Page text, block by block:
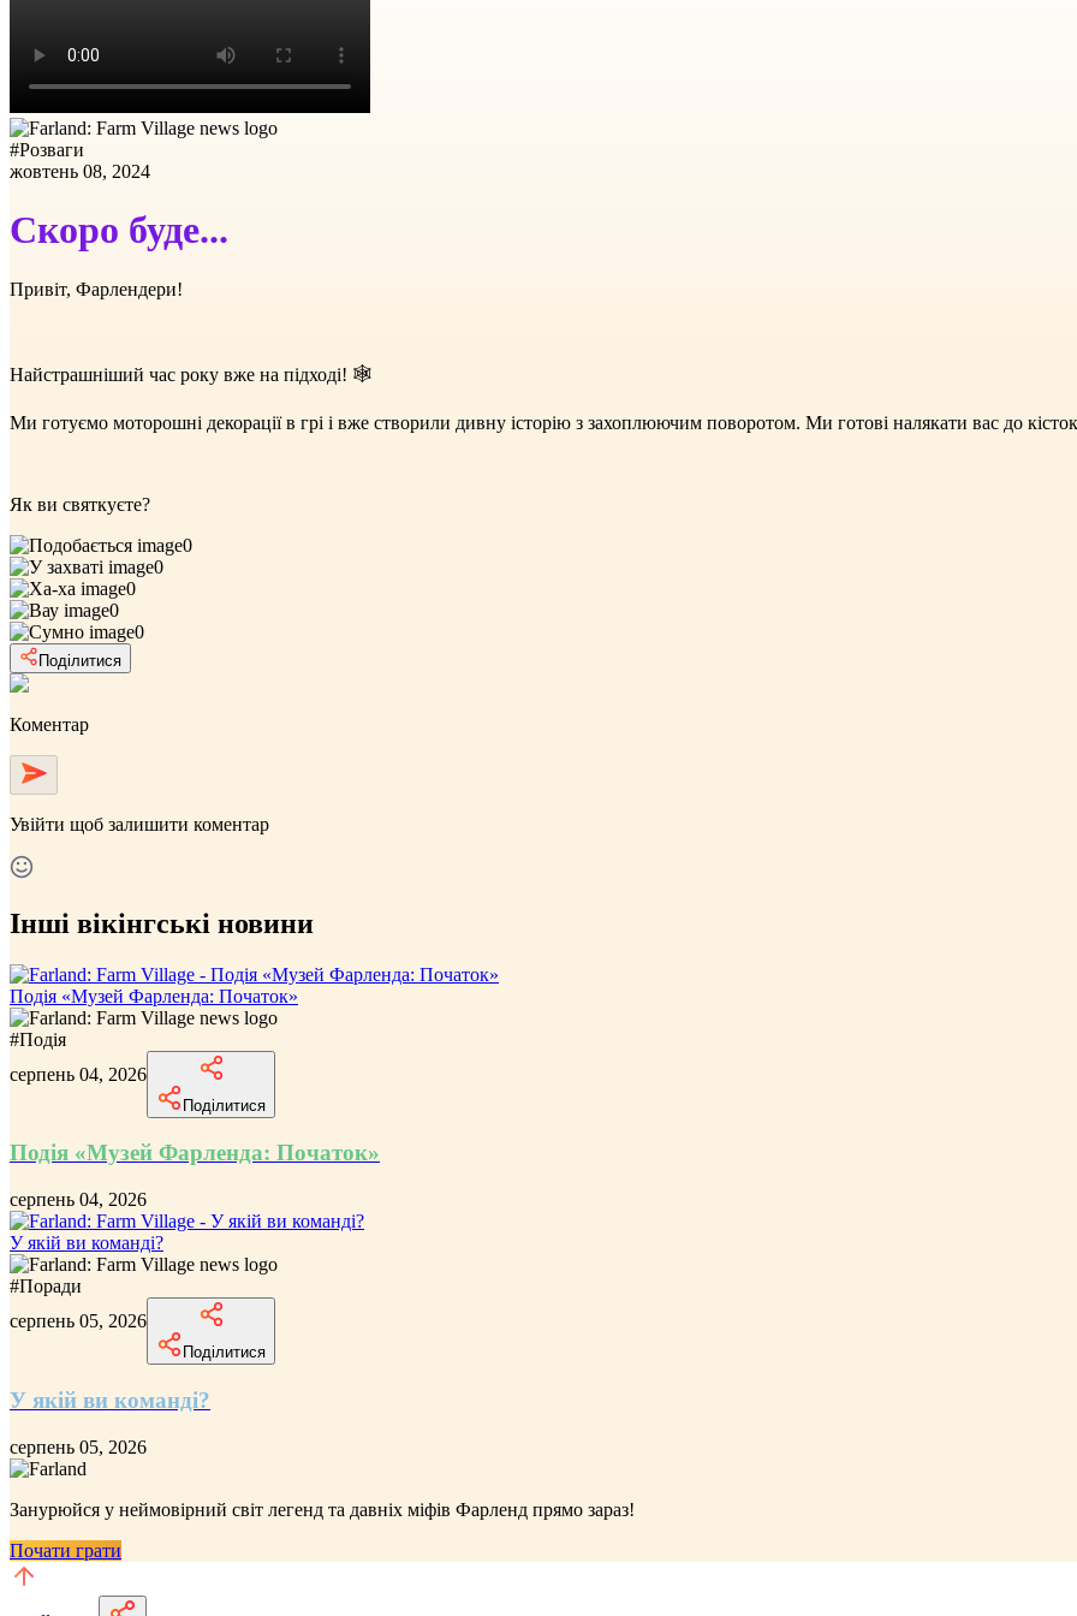
#Розваги
жовтень 08, 2024
Скоро буде...
Привіт, Фарлендери!
Найстрашніший час року вже на підході! 🕸️
Ми готуємо моторошні декорації в грі і вже створили дивну історію з захоплюючим поворотом. Ми готові налякати вас до
Як ви святкуєте?
0
0
0
0
0
Поділитися
Коментар
Увійти щоб залишити коментар
Інші вікінгські новини
Подія «Музей Фарленда: Початок»
#Подія
серпень 04, 2026
Поділитися
Подія «Музей Фарленда: Початок»
серпень 04, 2026
У якій ви команді?
#Поради
серпень 05, 2026
Поділитися
У якій ви команді?
серпень 05, 2026
Занурюйся у неймовірний світ легенд та давніх міфів Фарленд прямо зараз!
Почати грати